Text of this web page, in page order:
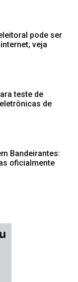
pode ser
veja
teste de
de
Bandeirantes:
oficialmente